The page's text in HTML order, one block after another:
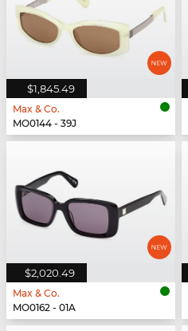
$1,845.49
Max & Co.
MO0144 - 39J
$2,020.49
Max & Co.
MO0162 - 01A